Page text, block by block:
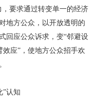
要求通过转变单一的经济
地方公众，以开放透明的
回应公众诉求，变“邻避设
效应”，使地方公众招手欢
认知